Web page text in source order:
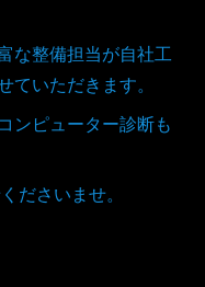
な整備担当が自社工
いただきます。
ンピューター診断も
ださいませ。